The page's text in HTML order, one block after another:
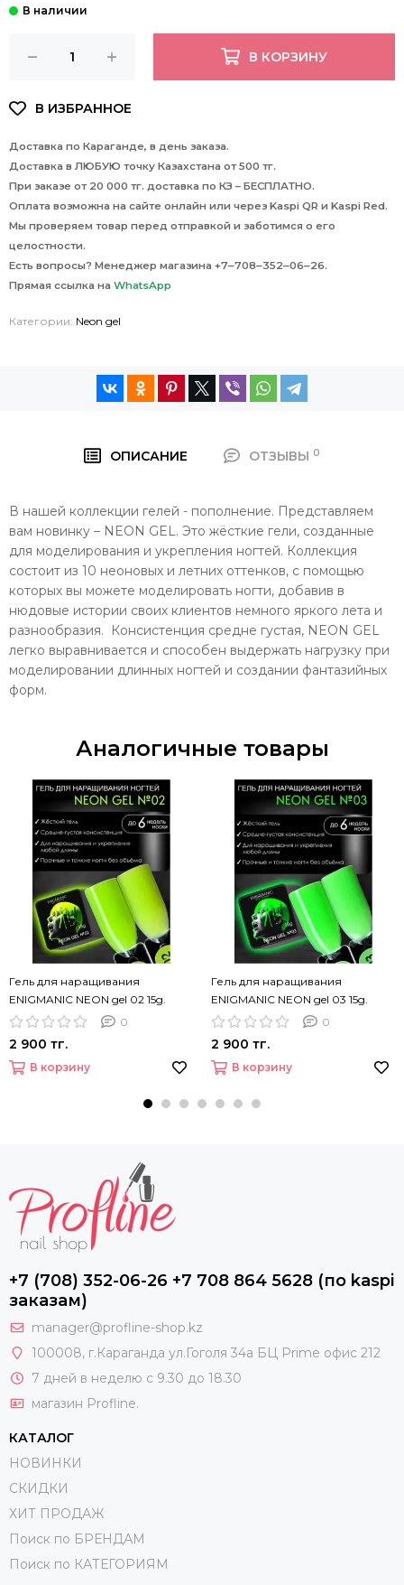
В КОРЗИНУ
Доставка по Караганде, в день заказа.
Доставка в ЛЮБУЮ точку Казахстана от 500 тг.
При заказе от 20 000 тг. доставка по КЗ – БЕСПЛАТНО.
Оплата возможна на сайте онлайн или через Kaspi QR и Kaspi Red.
Мы проверяем товар перед отправкой и заботимся о его
целостности.
Есть вопросы? Менеджер магазина +7‒708‒352‒06‒26.
Прямая ссылка на WhatsApp
Категории: Neon gel
ОПИСАНИЕ ОТЗЫВЫ 0
В нашей коллекции гелей - пополнение. Представляем
вам новинку – NEON GEL. Это жёсткие гели, созданные
для моделирования и укрепления ногтей. Коллекция
состоит из 10 неоновых и летних оттенков, с помощью
которых вы можете моделировать ногти, добавив в
нюдовые истории своих клиентов немного яркого лета и
разнообразия.
Консистенция средне густая, NEON GEL
легко выравнивается и способен выдержать нагрузку при
моделировании длинных ногтей и создании фантазийных
форм.
Аналогичные товары
Гель для наращивания
ENIGMANIC NEON gel 02 15g.
0
2 900 тг.
В корзину
Гель для наращивания
ENIGMANIC NEON gel 03 15g.
0
2 900 тг.
В корзину
+7 (708) 352-06-26 +7 708 864 5628 (по kaspi
заказам)
manager@profline-shop.kz
100008, г.Караганда ул.Гоголя 34а БЦ Prime офис 212
7 дней в неделю с 9.30 до 18.30
магазин Profline.
КАТАЛОГ
НОВИНКИ
СКИДКИ
ХИТ ПРОДАЖ
Поиск по БРЕНДАМ
Поиск по КАТЕГОРИЯМ